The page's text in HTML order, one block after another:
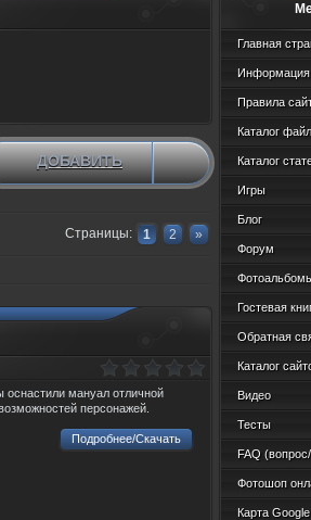
Главная
Информация
Правила
Каталог
Каталог
Игры
Блог
Форум
Гостевая
Обратная
Каталог
Видео
Тесты
FAQ
Фотошоп
Карта Google
ДОБАВИТЬ НОВЫЙ МАТЕРИАЛ
Страницы: 1 2 »
оснастили мануал отличной
персонажей.
Подробнее/Скачать